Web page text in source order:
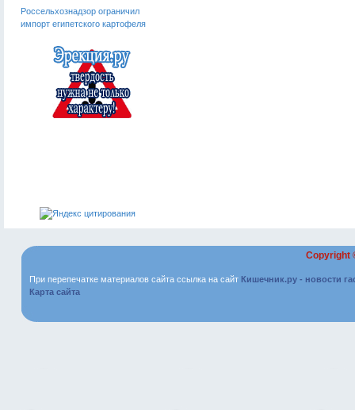
Россельхознадзор ограничил
импорт египетского картофеля
Copyright
При перепечатке материалов сайта ссылка на сайт Кишечник.ру - новости
Карта сайта